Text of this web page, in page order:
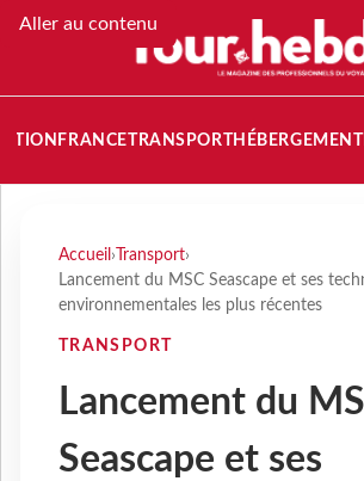
Aller au contenu
FRANCETRANSPORT HÉBERGEMENT
Accueil › Transport›
Lancement du MSC Seascape et ses
environnementales les plus récentes
TRANSPORT
Lancement du
Seascape et ses